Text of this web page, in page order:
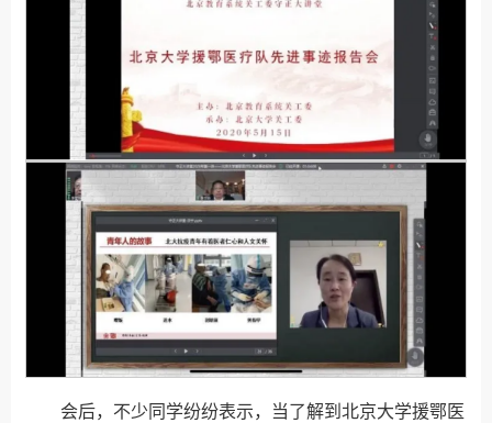
会后，不少同学纷纷表示，当了解到北京大学援鄂医